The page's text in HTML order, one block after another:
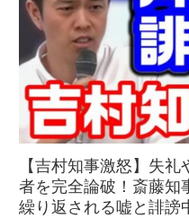
【吉村知事激怒】失
者を完全論破！斎藤知
繰り返される嘘と誹謗